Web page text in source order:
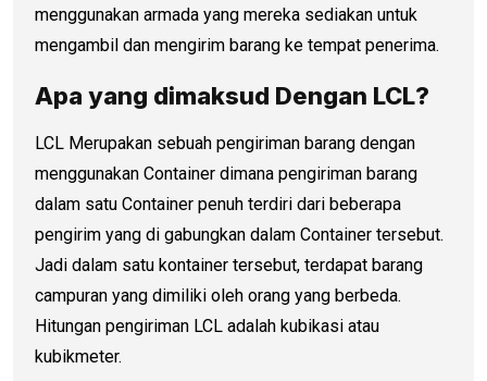
menggunakan armada yang mereka sediakan untuk
mengambil dan mengirim barang ke tempat penerima.
Apa yang dimaksud Dengan LCL?
LCL Merupakan sebuah pengiriman barang dengan
menggunakan Container dimana pengiriman barang
dalam satu Container penuh terdiri dari beberapa
pengirim yang di gabungkan dalam Container tersebut.
Jadi dalam satu kontainer tersebut, terdapat barang
campuran yang dimiliki oleh orang yang berbeda.
Hitungan pengiriman LCL adalah kubikasi atau
kubikmeter.